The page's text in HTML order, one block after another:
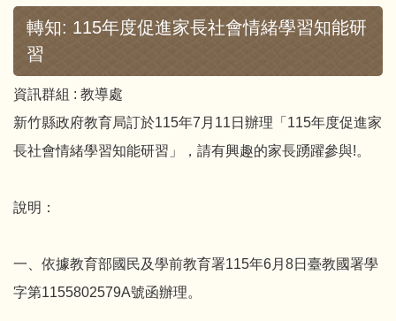
轉知: 115年度促進家長社會情緒學習知能研
習
資訊群組 : 教導處
新竹縣政府教育局訂於115年7月11日辦理「115年度促進家
長社會情緒學習知能研習」，請有興趣的家長踴躍參與!。
說明：
一、依據教育部國民及學前教育署115年6月8日臺教國署學
字第1155802579A號函辦理。